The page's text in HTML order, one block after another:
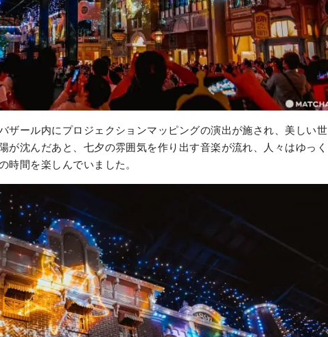
ザール内にプロジェクションマッピングの演出が施され、美しい世
が沈んだあと、七夕の雰囲気を作り出す音楽が流れ、人々はゆっく
時間を楽しんでいました。